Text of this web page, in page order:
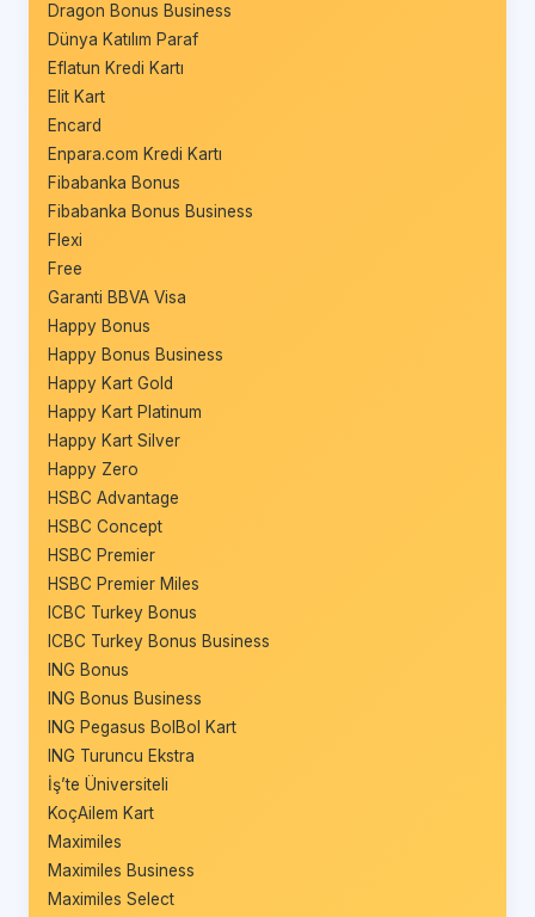
Dragon Bonus Business
Dünya Katılım Paraf
Eflatun Kredi Kartı
Elit Kart
Encard
Enpara.com Kredi Kartı
Fibabanka Bonus
Fibabanka Bonus Business
Flexi
Free
Garanti BBVA Visa
Happy Bonus
Happy Bonus Business
Happy Kart Gold
Happy Kart Platinum
Happy Kart Silver
Happy Zero
HSBC Advantage
HSBC Concept
HSBC Premier
HSBC Premier Miles
ICBC Turkey Bonus
ICBC Turkey Bonus Business
ING Bonus
ING Bonus Business
ING Pegasus BolBol Kart
ING Turuncu Ekstra
İş’te Üniversiteli
KoçAilem Kart
Maximiles
Maximiles Business
Maximiles Select